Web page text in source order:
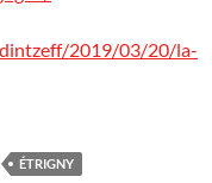
2019/03/20/la-
ÉTRIGNY